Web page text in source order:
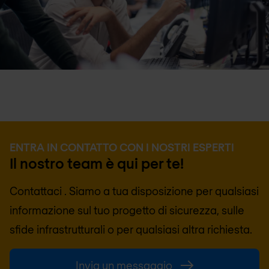
ENTRA IN CONTATTO CON I NOSTRI ESPERTI
Il nostro team è qui per te!
Contattaci . Siamo a tua disposizione per qualsiasi
informazione sul tuo progetto di sicurezza, sulle
sfide infrastrutturali o per qualsiasi altra richiesta.
Invia un messaggio